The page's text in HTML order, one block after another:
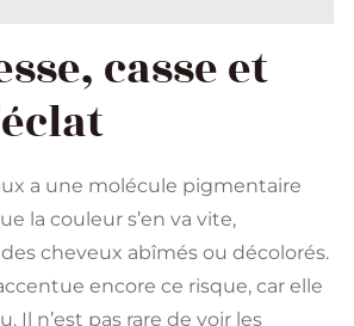
casse et
a une molécule pigmentaire
la couleur s’en va vite,
cheveux abîmés ou décolorés.
encore ce risque, car elle
Il n’est pas rare de voir les